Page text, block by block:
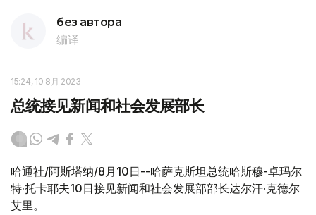
без автора
编译
15:24, 10 8月 2023
总统接见新闻和社会发展部长
哈通社/阿斯塔纳/8月10日--哈萨克斯坦总统哈斯穆-卓玛尔
特·托卡耶夫10日接见新闻和社会发展部部长达尔汗·克德尔
艾里。